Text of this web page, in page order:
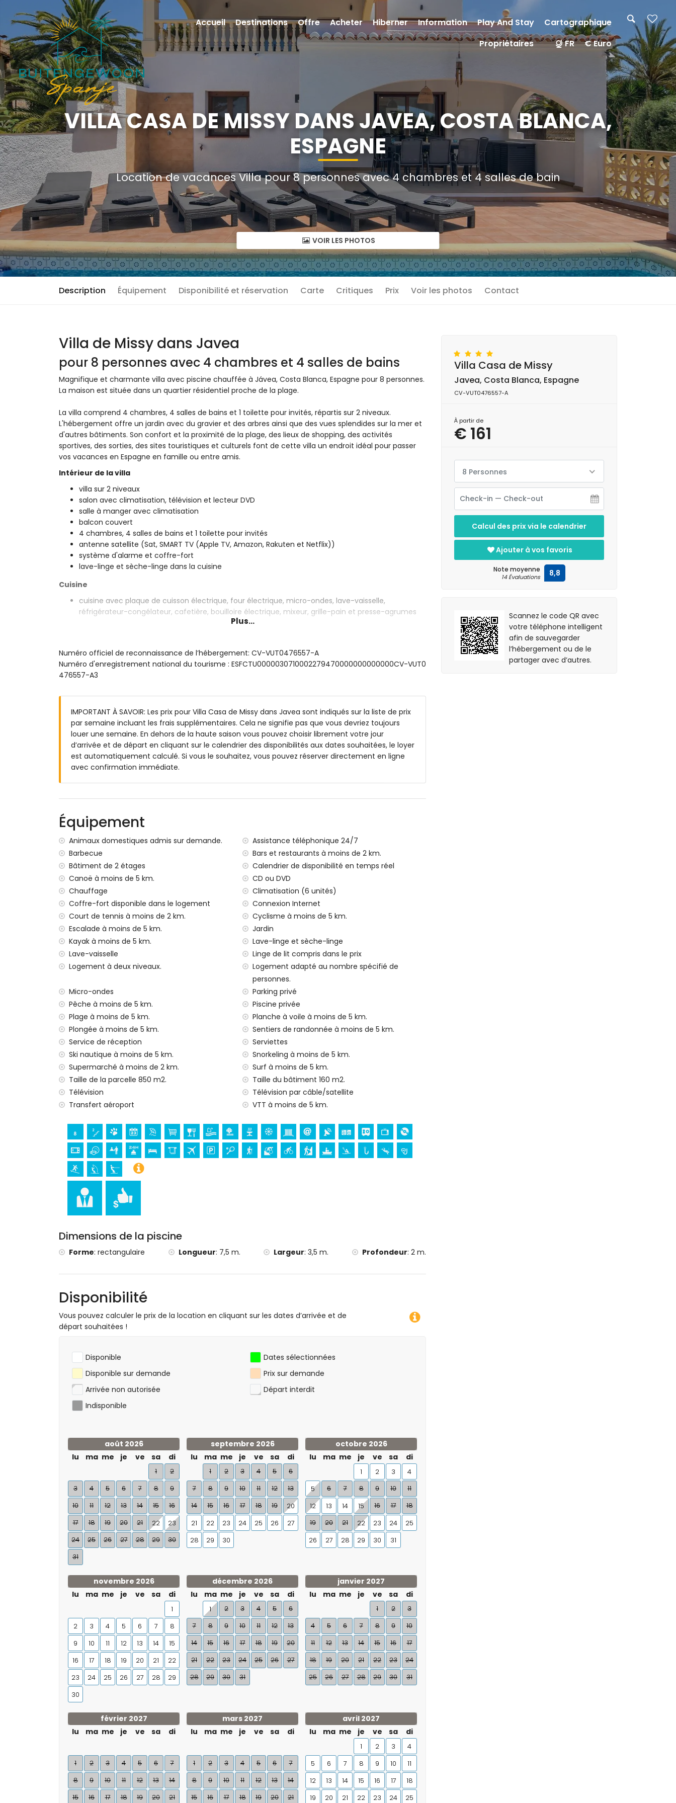
VILLA CASA DE MISSY DANS JAVEA, COSTA BLANCA,
ESPAGNE
Location de vacances Villa pour 8 personnes avec 4 chambres et 4 salles de bain
VOIR LES PHOTOS
Description Équipement Disponibilité et réservation Carte Critiques Prix Voir les photos Contact
Villa de Missy dans Javea
pour 8 personnes avec 4 chambres et 4 salles de bains
Magnifique et charmante villa avec piscine chauffée à Jávea, Costa Blanca, Espagne pour 8 personnes.
La maison est située dans un quartier résidentiel proche de la plage.
La villa comprend 4 chambres, 4 salles de bains et 1 toilette pour invités, répartis sur 2 niveaux.
L'hébergement offre un jardin avec du gravier et des arbres ainsi que des vues splendides sur la mer et
d'autres bâtiments. Son confort et la proximité de la plage, des lieux de shopping, des activités
sportives, des sorties, des sites touristiques et culturels font de cette villa un endroit idéal pour passer
vos vacances en Espagne en famille ou entre amis.
Intérieur de la villa
villa sur 2 niveaux
salon avec climatisation, télévision et lecteur DVD
salle à manger avec climatisation
balcon couvert
4 chambres, 4 salles de bains et 1 toilette pour invités
antenne satellite (Sat, SMART TV (Apple TV, Amazon, Rakuten et Netflix))
système d'alarme et coffre-fort
lave-linge et sèche-linge dans la cuisine
Cuisine
cuisine avec plaque de cuisson électrique, four électrique, micro-ondes, lave-vaisselle,
réfrigérateur-congélateur, cafetière, bouilloire électrique, mixeur, grille-pain et presse-agrumes
salle de bains en suite
1 chambre avec climatisation, 2 lits simples (mesurant 200 par 90 cm) et salle de bains en suite
salle de bains en suite avec combinaison baignoire/douche, bidet, toilette et sèche-cheveux
Extérieur de la villa
terrain clos
piscine privée chauffée mesurant 7,5m x 3,5m et 2m de profondeur
jardin avec gravier, arbres et mobilier de jardin avec transats
2 terrasses, dont 1 couverte
barbecue
3 places de parking privées et clôturées
Informations supplémentaires
ville la plus proche: Jávea (à moins de 10 kilomètres de la villa)
rive ou berge la plus proche: Mer Méditerranée, Jávea (à moins de 5 kilomètres de la villa)
plage la plus proche: Cala de la Barraca, Jávea (à moins de 5 kilomètres de la villa)
port le plus proche: Duanes del Mar, Jávea (à moins de 10 kilomètres de la villa)
parc le plus proche: La Guardia, Jávea (à moins de 5 kilomètres de la villa)
aéroport le plus proche: Alicante (à moins de 100 kilomètres de la villa)
deuxième aéroport le plus proche: Valence (> 100 kilomètres)
veuillez consulter si les animaux de compagnie sont admis
L'hébergement est très adapté pour les familles avec enfants
Installations et services inclus dans le prix de location de la villa
internet (WiFi)
aspirateur et fer avec planche à repasser
service de réception et service d'urgence 24h/24
chauffage central et climatisation
Installations et services à supplément
service aéroport
chauffage de la piscine
lit bébé/lit d'enfant (sur demande)
Sites et culture à Jávea, Costa Blanca
musée (Pueblo Histórico, Jávea), église (San Bartolomé, Jávea), ruines (Pueblo Histórico, Jávea),
monument (Pueblo Histórico, Jávea), bâtiment architectural (Pueblo Histórico, Jávea), lieu
château (Portal de la Vila et Denia) (à moins de 25 kilomètres de l'hébergement)
Sports
tennis, randonnée, VTT, cyclisme, escalade, canoë, kayak, pêche, plongée, snorkeling, surf,
planche à voile et ski nautique (à moins de 5 kilomètres de la villa)
golf (Club de Golf Jávea, Jávea) et équitation (à moins de 10 kilomètres de la villa)
Plus...
Numéro officiel de reconnaissance de l’hébergement: CV-VUT0476557-A
Numéro d'enregistrement national du tourisme : ESFCTU0000030710002279470000000000000CV-VUT0
476557-A3
IMPORTANT À SAVOIR: Les prix pour Villa Casa de Missy dans Javea sont indiqués sur la liste de prix
par semaine incluant les frais supplémentaires. Cela ne signifie pas que vous devriez toujours
louer une semaine. En dehors de la haute saison vous pouvez choisir librement votre jour
d’arrivée et de départ en cliquant sur le calendrier des disponibilités aux dates souhaitées, le loyer
est automatiquement calculé. Si vous le souhaitez, vous pouvez réserver directement en ligne
avec confirmation immédiate.
Équipement
Animaux domestiques admis sur demande.
Assistance téléphonique 24/7
Barbecue
Bars et restaurants à moins de 2 km.
Bâtiment de 2 étages
Calendrier de disponibilité en temps réel
Canoë à moins de 5 km.
CD ou DVD
Chauffage
Climatisation (6 unités)
Coffre-fort disponible dans le logement
Connexion Internet
Court de tennis à moins de 2 km.
Cyclisme à moins de 5 km.
Escalade à moins de 5 km.
Jardin
Kayak à moins de 5 km.
Lave-linge et sèche-linge
Lave-vaisselle
Linge de lit compris dans le prix
Logement à deux niveaux.
Logement adapté au nombre spécifié de
personnes.
Micro-ondes
Parking privé
Pêche à moins de 5 km.
Piscine privée
Plage à moins de 5 km.
Planche à voile à moins de 5 km.
Plongée à moins de 5 km.
Sentiers de randonnée à moins de 5 km.
Service de réception
Serviettes
Ski nautique à moins de 5 km.
Snorkeling à moins de 5 km.
Supermarché à moins de 2 km.
Surf à moins de 5 km.
Taille de la parcelle 850 m2.
Taille du bâtiment 160 m2.
Télévision
Télévision par câble/satellite
Transfert aéroport
VTT à moins de 5 km.
Dimensions de la piscine
Forme: rectangulaire Longueur: 7,5 m. Largeur:3,5 m. Profondeur: 2 m.
Disponibilité
Vous pouvez calculer le prix de la location en cliquant sur les dates d’arrivée et de
départ souhaitées !
Disponible
Dates sélectionnées
Disponible sur demande
Prix sur demande
Arrivée non autorisée
Départ interdit
Indisponible
août 2026
lu
ma me je ve sa di
1
2
3
4 5 6 7 8
9
10
11 12 13 14 15
16
17
18 19 20 21 22
23
24
25 26 27 28 29
30
31
septembre 2026
lu
ma me je ve sa di
1 2 3 4 5
6
7
8 9 10 11 12
13
14
15 16 17 18 19
20
21
22 23 24 25 26
27
28
29 30
octobre 2026
lu
ma me je ve sa di
1 2 3
4
5
6 7 8 9 10 11
12 13 14 15 16 17
18
19
20 21 22 23 24
25
26
27 28 29 30 31
novembre 2026
lu
ma me je ve sa di
1
2
3 4 5 6 7
8
9
10 11 12 13 14
15
16
17 18 19 20 21
22
23
24 25 26 27 28
29
30
décembre 2026
lu
ma me je ve sa di
1 2 3 4 5
6
7
8 9 10 11 12
13
14
15 16 17 18 19
20
21
22 23 24 25 26
27
28
29 30 31
janvier 2027
lu
ma me je ve sa di
1 2
3
4
5 6 7 8 9
10
11
12 13 14 15 16
17
18
19 20 21 22 23
24
25
26 27 28 29 30 31
février 2027
lu
ma me je ve sa di
1 2 3 4 5 6
7
8
9 10 11 12 13
14
15
16 17 18 19 20 21
mars 2027
lu
ma me je ve sa di
1 2 3 4 5 6
7
8
9 10 11 12 13
14
15
16 17 18 19 20 21
avril 2027
lu
ma me je ve sa di
1 2 3
4
5
6 7 8 9 10
11
12
13 14 15 16 17
18
19
20 21 22 23 24 25
Villa Casa de Missy
Javea, Costa Blanca, Espagne
CV-VUT0476557-A
À partir de
€ 161
8 Personnes
Calcul des prix via le calendrier
Ajouter à vos favoris
Note moyenne
14 Évaluations 8,8
Scannez le code QR avec
votre téléphone intelligent
afin de sauvegarder
l’hébergement ou de le
partager avec d’autres.
Accueil Destinations Offre Acheter Hiberner Information Play And Stay
Cartographique
Propriétaires
FR € Euro